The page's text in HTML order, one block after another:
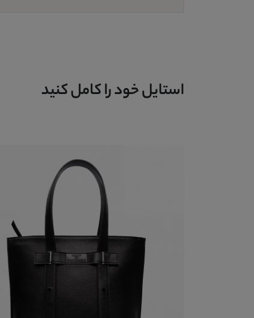
استایل خود را کامل کنید